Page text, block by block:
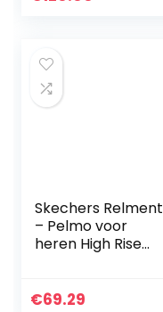
Skechers Relment
– Pelmo voor
heren High Rise
€69.29